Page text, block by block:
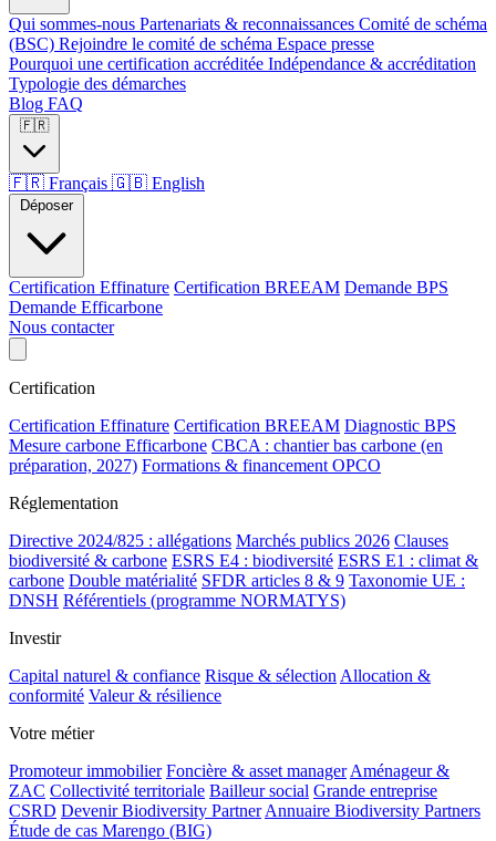
Qui sommes-nous Partenariats & reconnaissances Comité de schéma
(BSC) Rejoindre le comité de schéma Espace presse
Pourquoi une certification accréditée Indépendance & accréditation
Typologie des démarches
Blog FAQ
🇫🇷
🇫🇷 Français 🇬🇧 English
Déposer
Certification Effinature Certification BREEAM Demande BPS
Demande Efficarbone
Nous contacter
Certification
Certification Effinature Certification BREEAM Diagnostic BPS
Mesure carbone Efficarbone CBCA : chantier bas carbone (en
préparation, 2027) Formations & financement OPCO
Réglementation
Directive 2024/825 : allégations Marchés publics 2026 Clauses
biodiversité & carbone ESRS E4 : biodiversité ESRS E1 : climat &
carbone Double matérialité SFDR articles 8 & 9 Taxonomie UE :
DNSH Référentiels (programme NORMATYS)
Investir
Capital naturel & confiance Risque & sélection Allocation &
conformité Valeur & résilience
Votre métier
Promoteur immobilier Foncière & asset manager Aménageur &
ZAC Collectivité territoriale Bailleur social Grande entreprise
CSRD Devenir Biodiversity Partner Annuaire Biodiversity Partners
Étude de cas Marengo (BIG)